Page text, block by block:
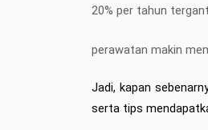
20% per tahun
perawatan makin
Jadi, kapan
serta tips